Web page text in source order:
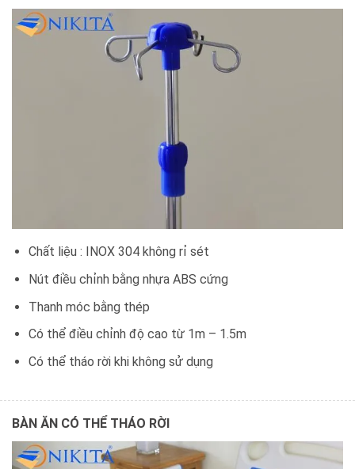
Chất liệu : INOX 304 không rỉ sét
Nút điều chỉnh bằng nhựa ABS cứng
Thanh móc bằng thép
Có thể điều chỉnh độ cao từ 1m – 1.5m
Có thể tháo rời khi không sử dụng
BÀN ĂN CÓ THỂ THÁO RỜI